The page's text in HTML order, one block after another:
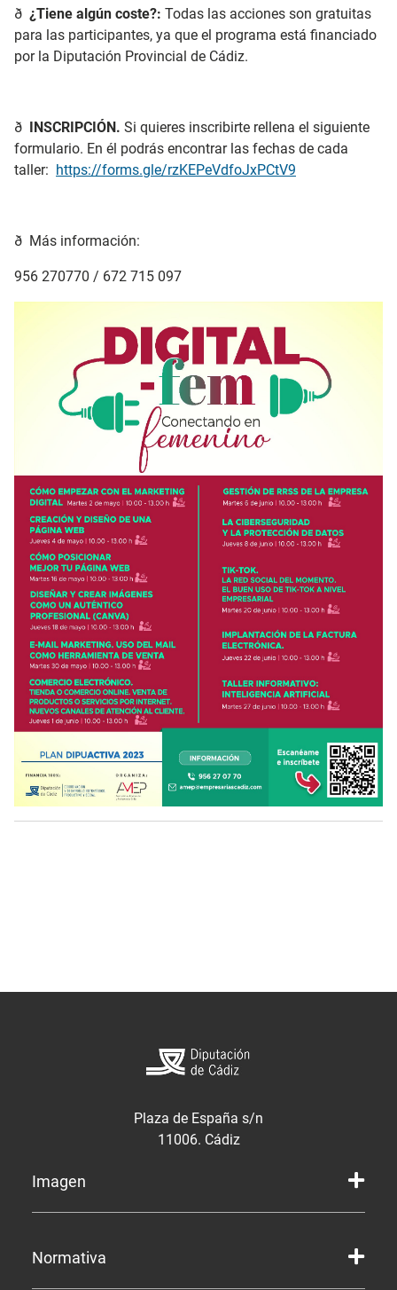
ð ¿Tiene algún coste?: Todas las acciones son gratuitas
para las participantes, ya que el programa está financiado
por la Diputación Provincial de Cádiz.
ð INSCRIPCIÓN. Si quieres inscribirte rellena el siguiente
formulario. En él podrás encontrar las fechas de cada
taller: https://forms.gle/rzKEPeVdfoJxPCtV9
ð Más información:
956 270770 / 672 715 097
Plaza de España s/n
11006. Cádiz
Imagen
Normativa